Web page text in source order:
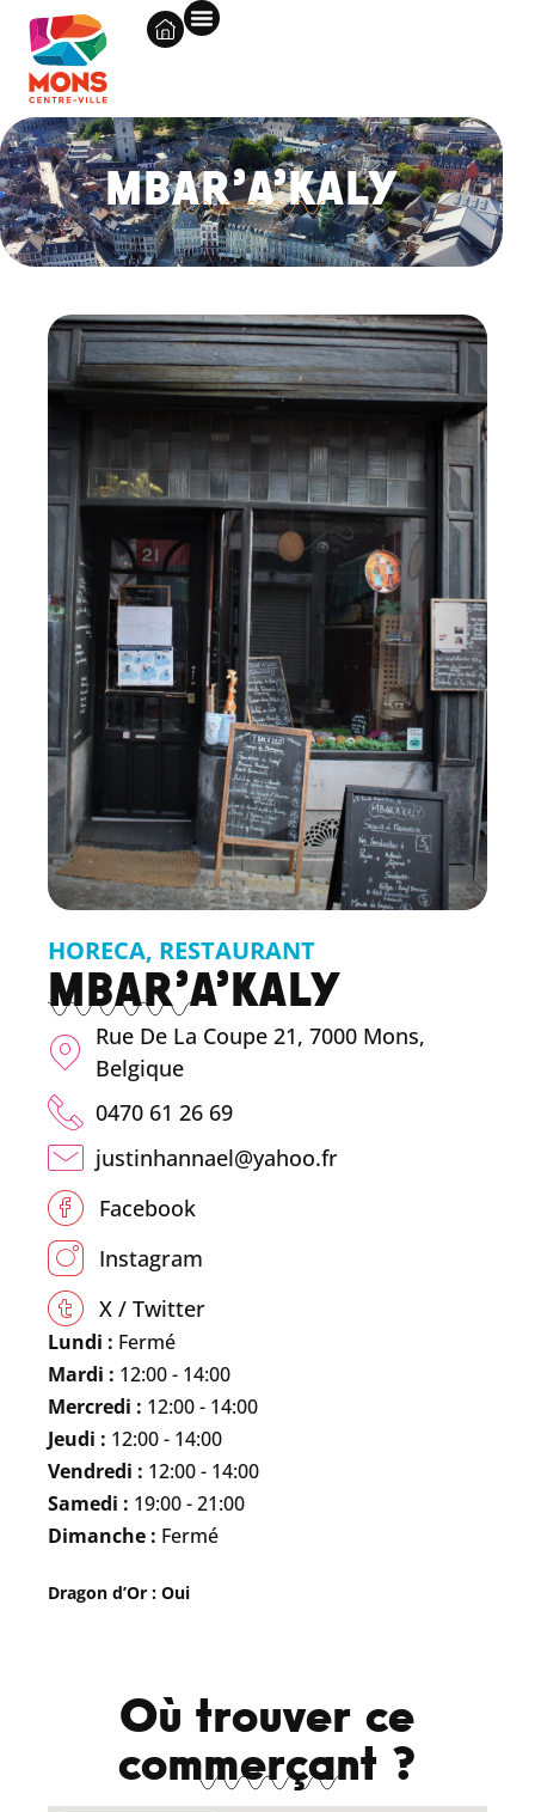
MBAR’A’KALY
HORECA, RESTAURANT
MBAR’A’KALY
Rue De La Coupe 21, 7000 Mons,
Belgique
0470 61 26 69
justinhannael@yahoo.fr
Facebook
Instagram
X / Twitter
Lundi : Fermé
Mardi : 12:00 - 14:00
Mercredi : 12:00 - 14:00
Jeudi : 12:00 - 14:00
Vendredi : 12:00 - 14:00
Samedi : 19:00 - 21:00
Dimanche : Fermé
Dragon d’Or : Oui
Où trouver ce
commerçant ?